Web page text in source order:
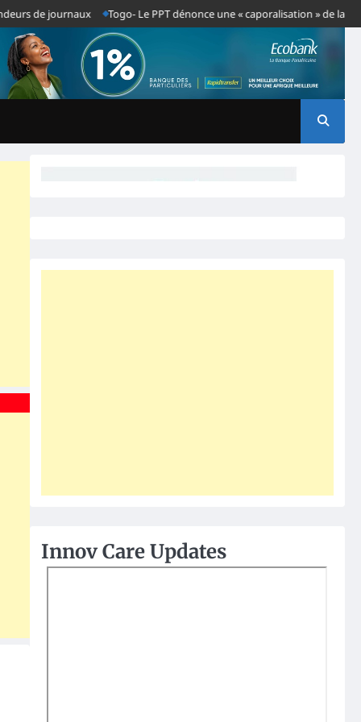
de journaux Togo- Le PPT dénonce une « caporalisation » de la
Innov Care Updates